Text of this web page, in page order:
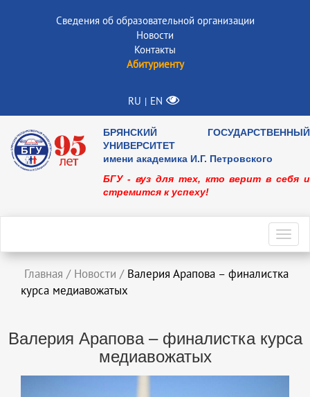
Сведения об образовательной организации
Новости
Контакты
Абитуриенту
RU | EN
БРЯНСКИЙ ГОСУДАРСТВЕННЫЙ
УНИВЕРСИТЕТ
имени академика И.Г. Петровского
БГУ - вуз для тех, кто верит в себя и
стремится к успеху!
Главная / Новости / Валерия Арапова – финалистка
курса медиавожатых
Валерия Арапова – финалистка курса
медиавожатых